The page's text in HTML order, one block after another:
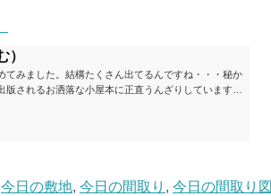
）
てみました。結構たくさん出てるんですね・・・秘か
版されるお洒落な小屋本に正直うんざりしています
今日の敷地, 今日の間取り , 今日の間取り図